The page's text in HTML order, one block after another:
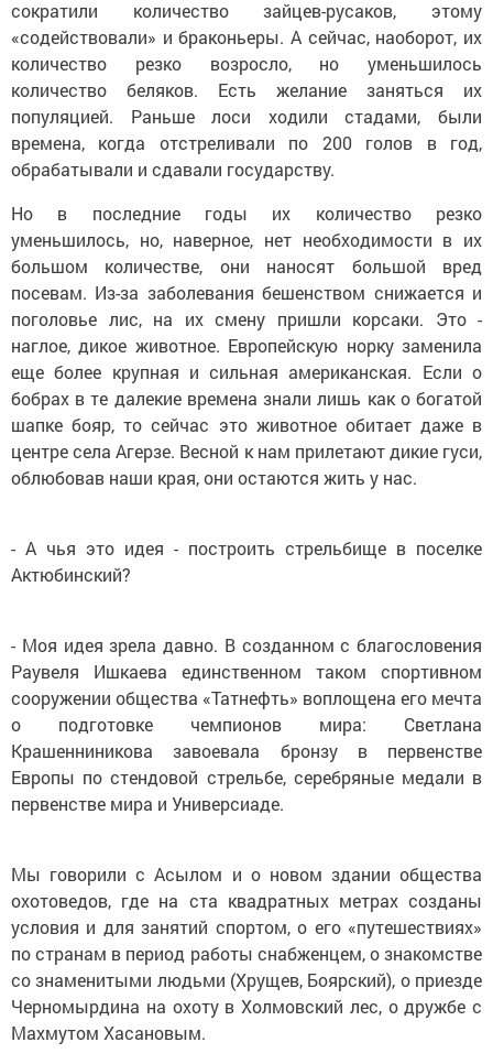
сократили количество зайцев-русаков, этому
«содействовали» и браконьеры. А сейчас, наоборот, их
количество резко возросло, но уменьшилось
количество беляков. Есть желание заняться их
популяцией. Раньше лоси ходили стадами, были
времена, когда отстреливали по 200 голов в год,
обрабатывали и сдавали государству.
Но в последние годы их количество резко
уменьшилось, но, наверное, нет необходимости в их
большом количестве, они наносят большой вред
посевам. Из-за заболевания бешенством снижается и
поголовье лис, на их смену пришли корсаки. Это -
наглое, дикое животное. Европейскую норку заменила
еще более крупная и сильная американская. Если о
бобрах в те далекие времена знали лишь как о богатой
шапке бояр, то сейчас это животное обитает даже в
центре села Агерзе. Весной к нам прилетают дикие гуси,
облюбовав наши края, они остаются жить у нас.
- А чья это идея - построить стрельбище в поселке
Актюбинский?
- Моя идея зрела давно. В созданном с благословения
Раувеля Ишкаева единственном таком спортивном
сооружении общества «Татнефть» воплощена его мечта
о подготовке чемпионов мира: Светлана
Крашенниникова завоевала бронзу в первенстве
Европы по стендовой стрельбе, серебряные медали в
первенстве мира и Универсиаде.
Мы говорили с Асылом и о новом здании общества
охотоведов, где на ста квадратных метрах созданы
условия и для занятий спортом, о его «путешествиях»
по странам в период работы снабженцем, о знакомстве
со знаменитыми людьми (Хрущев, Боярский), о приезде
Черномырдина на охоту в Холмовский лес, о дружбе с
Махмутом Хасановым.